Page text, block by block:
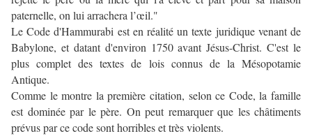
paternelle, on lui arrachera l’œil."
Le Code d'Hammurabi est en réalité un texte juridique venant de
Babylone, et datant d'environ 1750 avant Jésus-Christ. C'est le
plus complet des textes de lois connus de la Mésopotamie
Antique.
Comme le montre la première citation, selon ce Code, la famille
est dominée par le père. On peut remarquer que les châtiments
prévus par ce code sont horribles et très violents.